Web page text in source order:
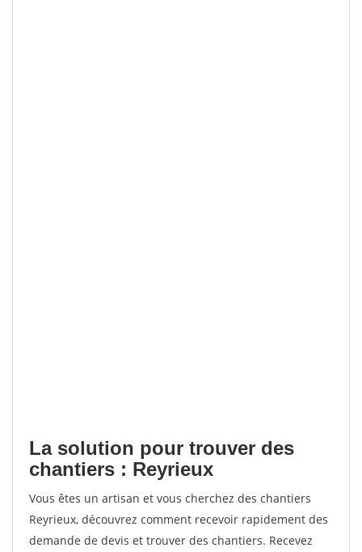
La solution pour trouver des
chantiers : Reyrieux
Vous êtes un artisan et vous cherchez des chantiers
Reyrieux, découvrez comment recevoir rapidement des
demande de devis et trouver des chantiers. Recevez